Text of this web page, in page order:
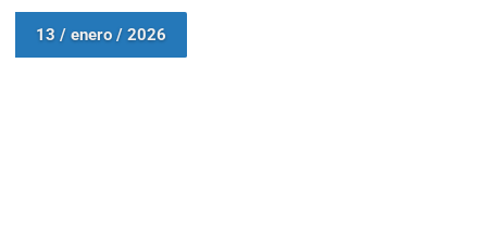
CASE 521D
13 / enero / 2026